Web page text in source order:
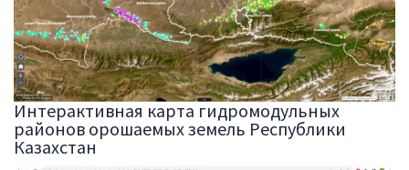
Интерактивная карта гидромодульных
районов орошаемых земель Республики
Казахстан